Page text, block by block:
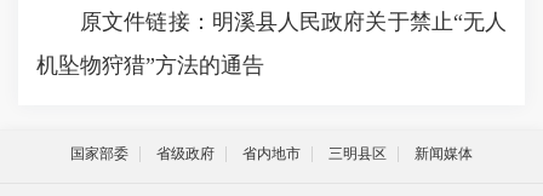
原文件链接： 明溪县人民政府关于禁止“无人
机坠物狩猎”方法的通告
国家部委 省级政府 省内地市 三明县区 新闻媒体